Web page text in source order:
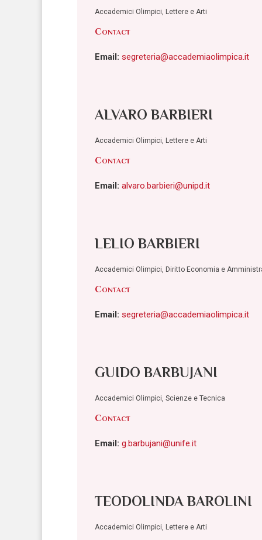
Accademici Olimpici, Lettere e Arti
Contact
Email: segreteria@accademiaolimpica.it
ALVARO BARBIERI
Accademici Olimpici, Lettere e Arti
Contact
Email: alvaro.barbieri@unipd.it
LELIO BARBIERI
Accademici Olimpici, Diritto Economia e
Contact
Email: segreteria@accademiaolimpica.it
GUIDO BARBUJANI
Accademici Olimpici, Scienze e Tecnica
Contact
Email: g.barbujani@unife.it
TEODOLINDA BAROLINI
Accademici Olimpici, Lettere e Arti